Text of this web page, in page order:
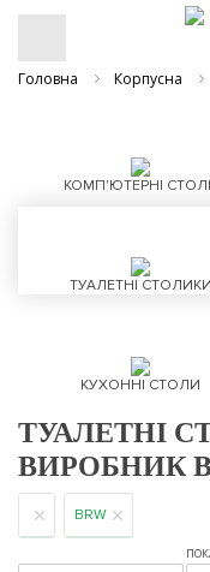
Головна Корпусна
КОМП'ЮТЕРНІ
ТУАЛЕТНІ СТОЛИКИ
КУХОННІ СТОЛИ
ТУАЛЕТНІ
ВИРОБНИК
BRW